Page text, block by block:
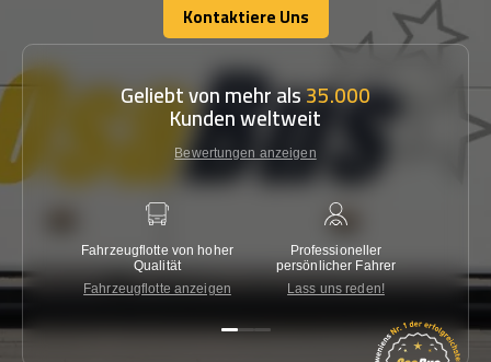
Kontaktiere Uns
Kontaktiere Uns
Geliebt von mehr als35.000
Kunden weltweit
Bewertungen anzeigen
Fahrzeugflotte von hoher
Qualität
Fahrzeugflotte anzeigen
Professioneller
persönlicher Fahrer
Lass uns reden!